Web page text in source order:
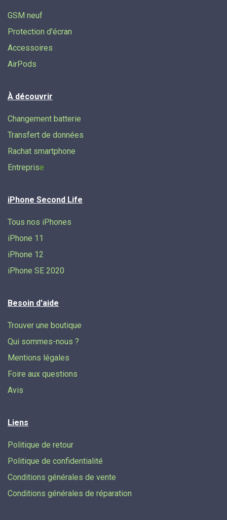
GSM neuf
Protection d'écran
Accessoires
AirPods
À découvrir
Changement batterie
Transfert de données​
Rachat smartphone
Entreprise
iPhone Second Life
Tous nos iPhones
iPhone 11
iPhone 12
iPhone SE 2020
Besoin d'aide
Trouver une boutique
Qui sommes-nous ?
Mentions légales
Foire aux questions
Avis
Liens
Politique de retour
Politique de confidentialité
Conditions générales de vente
Conditions générales de réparation